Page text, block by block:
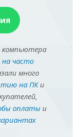
компьютера
часто
много
на ПКи
оплатыи